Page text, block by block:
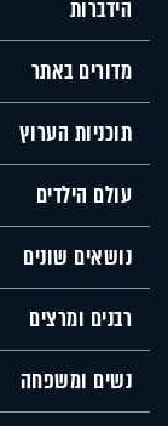
הידברות
מדורים באתר
תוכניות הערוץ
עולם הילדים
נושאים שונים
רבנים ומרצים
נשים ומשפחה